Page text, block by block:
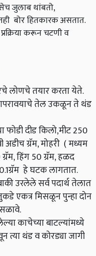
जुलाब थांबतो,
बोर हितकारक असतात.
करून चटणी व
लोणचे तयार करता येते.
तेल उकळून ते थंड
फोडी दीड किलो,मीट 250
अडीच ग्रॅम, मोहरी ( मध्यम
हिंग 50 ग्रॅम, हळद
हे घटक लागतात.
उरलेले सर्व पदार्थ तेलात
एकत्र मिसळून पुन्हा दोन
काचेच्या बाटल्यांमध्ये
थंड व कोरड्या जागी